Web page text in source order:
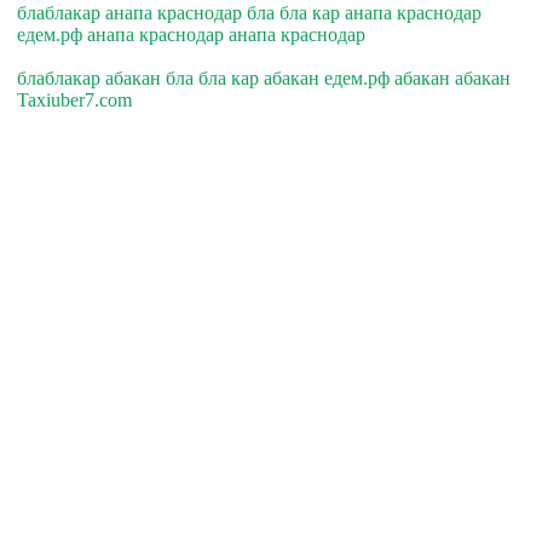
блаблакар анапа краснодар бла бла кар анапа краснодар
едем.рф анапа краснодар анапа краснодар
блаблакар абакан бла бла кар абакан едем.рф абакан абакан
Taxiuber7.com